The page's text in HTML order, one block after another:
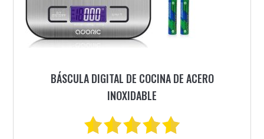
BÁSCULA DIGITAL DE COCINA DE ACERO
INOXIDABLE